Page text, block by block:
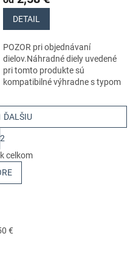
DETAIL
POZOR pri objednávaní
dielov.Náhradné diely uvedené
pri tomto produkte sú
kompatibilné výhradne s typom
ĎALŠIU
2
celkom
€